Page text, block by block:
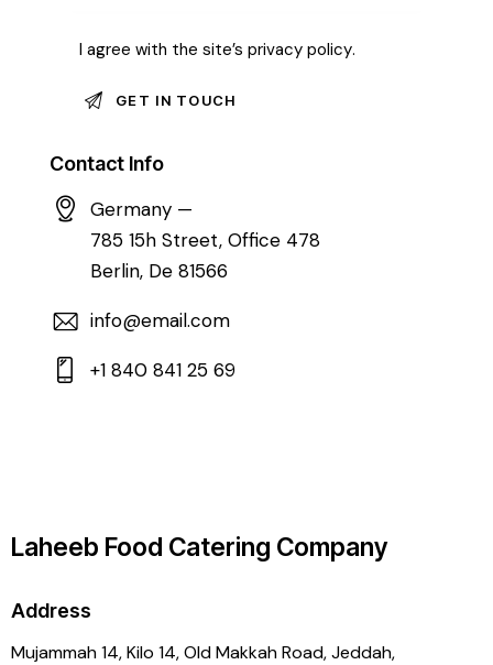
I agree with the site’s privacy policy.
Contact Info
Germany —
785 15h Street, Office 478
Berlin, De 81566
info@email.com
+1 840 841 25 69
Laheeb Food Catering Company
Address
Mujammah 14, Kilo 14,Old Makkah Road, Jeddah,